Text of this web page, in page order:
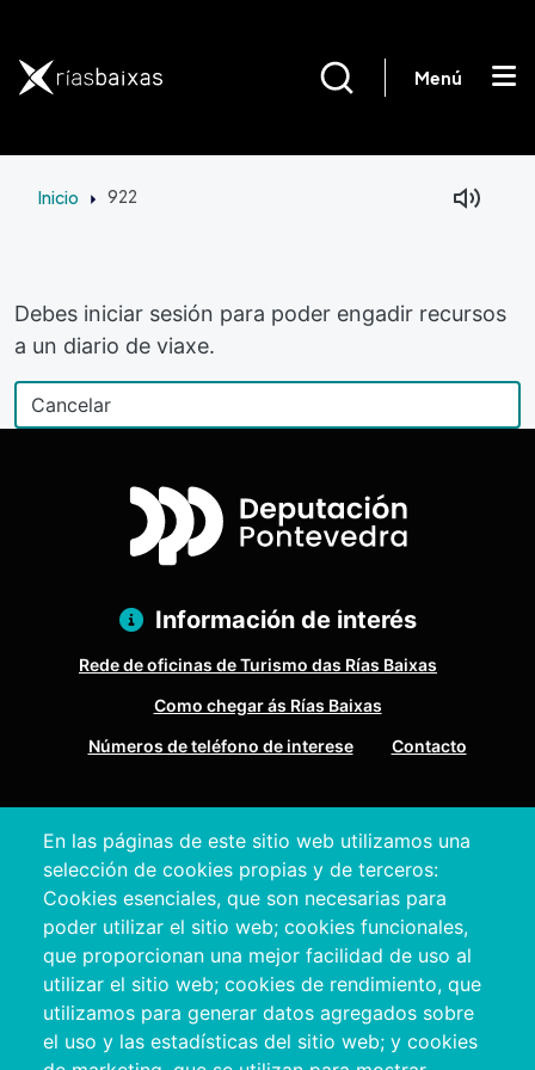
Menú
Inicio 922
Debes iniciar sesión para poder engadir recursos
a un diario de viaxe.
En las páginas de este sitio web utilizamos una
selección de cookies propias y de terceros:
Cookies esenciales, que son necesarias para
poder utilizar el sitio web; cookies funcionales,
que proporcionan una mejor facilidad de uso al
utilizar el sitio web; cookies de rendimiento, que
utilizamos para generar datos agregados sobre
el uso y las estadísticas del sitio web; y cookies
Información de interés
Rede de oficinas de Turismo das Rías Baixas
Como chegar ás Rías Baixas
Números de teléfono de interese
Contacto
Pontevedra
+34 986 804 100 | +34 986 804 124